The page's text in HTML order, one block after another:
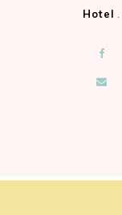
Hotel .